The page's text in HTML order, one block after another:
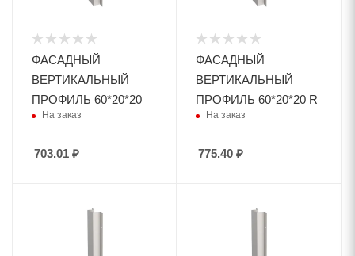
ФАСАДНЫЙ
ВЕРТИКАЛЬНЫЙ
ПРОФИЛЬ 60*20*20
На заказ
703.01 ₽
ФАСАДНЫЙ
ВЕРТИКАЛЬНЫЙ
ПРОФИЛЬ 60*20*20 R
На заказ
775.40 ₽